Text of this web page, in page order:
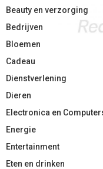
Beauty en verzorging
Bedrijven
Bloemen
Cadeau
Dienstverlening
Dieren
Electronica en
Energie
Entertainment
Eten en drinken